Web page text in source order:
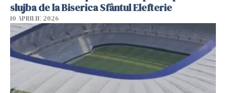
slujba de la Biserica Sfântul Elefterie
10 APRILIE 2026